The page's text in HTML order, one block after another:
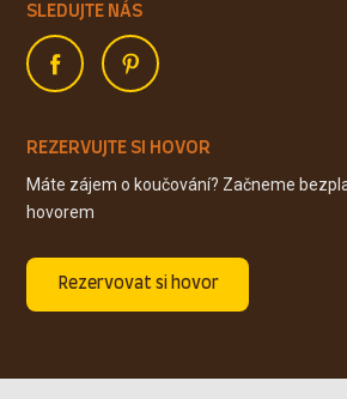
SLEDUJTE NÁS
REZERVUJTE SI HOVOR
Máte zájem o koučování? Začneme
hovorem
Rezervovat si hovor